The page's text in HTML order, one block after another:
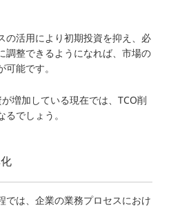
の活用により初期投資を抑え、必
調整できるようになれば、市場の
能です。
増加している現在では、TCO削
でしょう。
では、企業の業務プロセスにおけ